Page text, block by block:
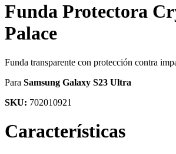
Funda Protectora
Palace
Funda transparente con protección contra
Para Samsung Galaxy S23 Ultra
SKU: 702010921
Características